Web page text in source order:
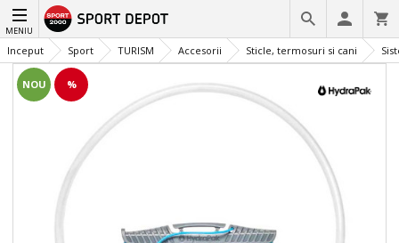
MENIU
Inceput Sport TURISM Accesorii Sticle, termosuri si cani
NOU %